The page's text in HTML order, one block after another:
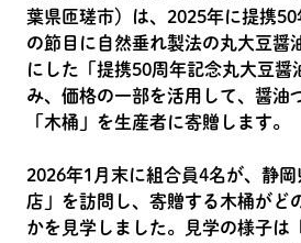
葉県匝瑳市）は、2025年に提携50
の節目に自然垂れ製法の丸大豆醤
にした「提携50周年記念丸大豆醤
み、価格の一部を活用して、醤油
「木桶」を生産者に寄贈します。
2026年1月末に組合員4名が、静
店」を訪問し、寄贈する木桶がど
かを見学しました。見学の様子は